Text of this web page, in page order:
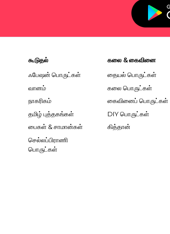
கூடுதல்
ஃபேஷன் பொருட்கள்
வானம்
நாகரிகம்
தமிழ் புத்தகங்கள்
பைகள் & சாமான்கள்
செல்லப்பிராணி
பொருட்கள்
கலை & கைவினை
தையல் பொருட்கள்
கலை பொருட்கள்
கைவினைப் பொருட்கள்
DIY பொருட்கள்
கித்தான்